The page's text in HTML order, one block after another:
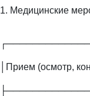
1. Медицинские
│Прием (осмотр,